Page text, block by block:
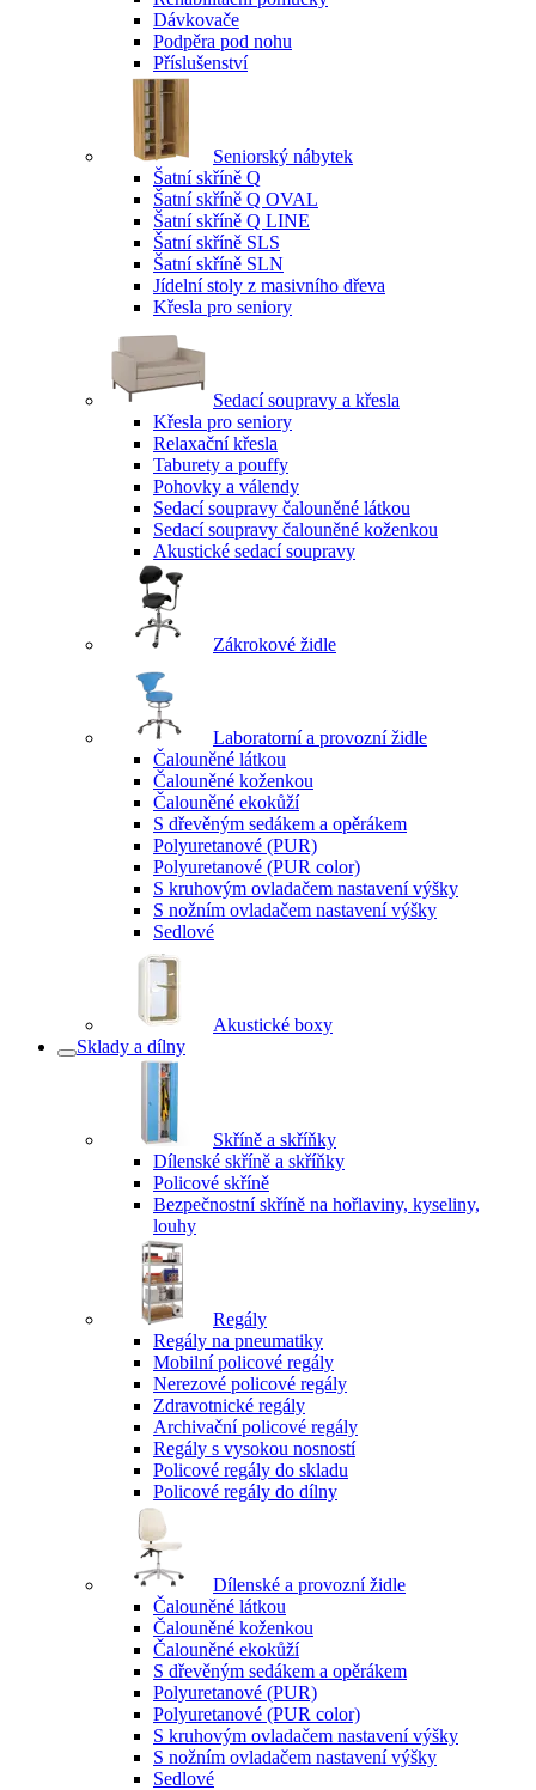
Dávkovače
Podpěra pod nohu
Příslušenství
Seniorský nábytek
Šatní skříně Q
Šatní skříně Q OVAL
Šatní skříně Q LINE
Šatní skříně SLS
Šatní skříně SLN
Jídelní stoly z masivního dřeva
Křesla pro seniory
Sedací soupravy a křesla
Křesla pro seniory
Relaxační křesla
Taburety a pouffy
Pohovky a válendy
Sedací soupravy čalouněné látkou
Sedací soupravy čalouněné koženkou
Akustické sedací soupravy
Zákrokové židle
Laboratorní a provozní židle
Čalouněné látkou
Čalouněné koženkou
Čalouněné ekokůží
S dřevěným sedákem a opěrákem
Polyuretanové (PUR)
Polyuretanové (PUR color)
S kruhovým ovladačem nastavení výšky
S nožním ovladačem nastavení výšky
Sedlové
Akustické boxy
Sklady a dílny
Skříně a skříňky
Dílenské skříně a skříňky
Policové skříně
Bezpečnostní skříně na hořlaviny, kyseliny,
louhy
Regály
Regály na pneumatiky
Mobilní policové regály
Nerezové policové regály
Zdravotnické regály
Archivační policové regály
Regály s vysokou nosností
Policové regály do skladu
Policové regály do dílny
Dílenské a provozní židle
Čalouněné látkou
Čalouněné koženkou
Čalouněné ekokůží
S dřevěným sedákem a opěrákem
Polyuretanové (PUR)
Polyuretanové (PUR color)
S kruhovým ovladačem nastavení výšky
S nožním ovladačem nastavení výšky
Sedlové